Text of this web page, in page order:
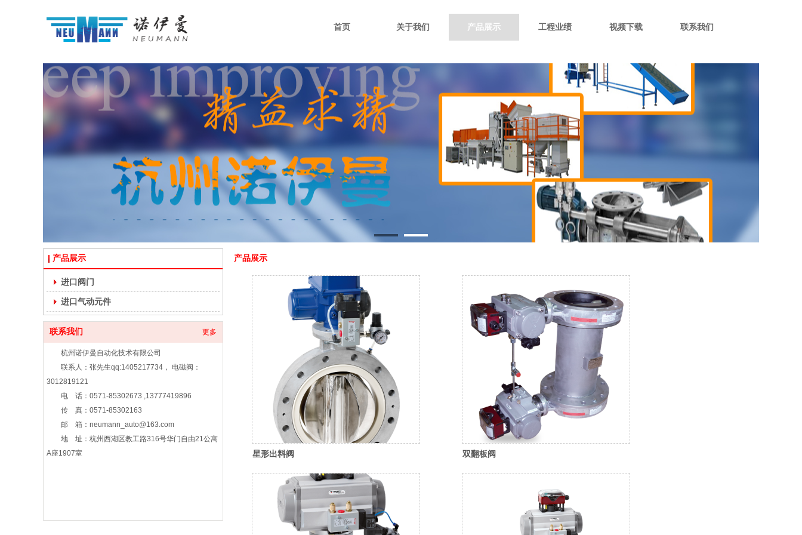
首页 关于我们 产品展示 工程业绩 视频下载 联系我们
产品展示
进口阀门
进口气动元件
联系我们 更多
杭州诺伊曼自动化技术有限公司
联系人：张先生qq:1405217734， 电磁阀：
3012819121
电 话：0571-85302673 ,13777419896
传 真：0571-85302163
邮 箱：neumann_auto@163.com
地 址：杭州西湖区教工路316号华门自由21公寓
A座1907室
产品展示
星形出料阀 双翻板阀